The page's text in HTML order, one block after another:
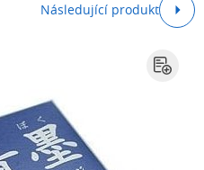
Následující produkt